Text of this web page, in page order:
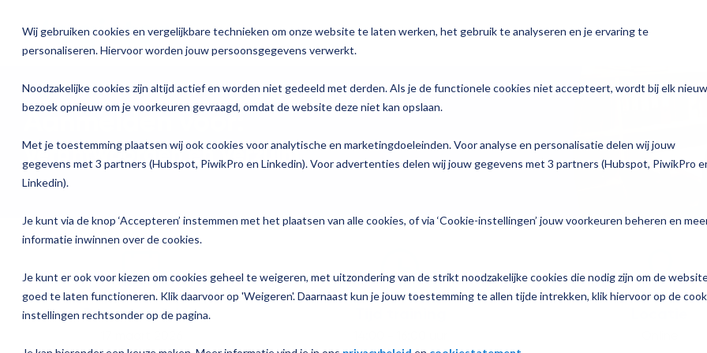
Wij gebruiken cookies en vergelijkbare technieken om onze website te laten werken, het gebruik te analyseren en je ervaring te
personaliseren. Hiervoor worden jouw persoonsgegevens verwerkt.
Noodzakelijke cookies zijn altijd actief en worden niet gedeeld met derden. Als je de functionele cookies niet accepteert, wordt bij elk nieuw
bezoek opnieuw om je voorkeuren gevraagd, omdat de website deze niet kan opslaan.
Met je toestemming plaatsen wij ook cookies voor analytische en marketingdoeleinden. Voor analyse en personalisatie delen wij jouw
gegevens met 3 partners (Hubspot, PiwikPro en Linkedin). Voor advertenties delen wij jouw gegevens met 3 partners (Hubspot, PiwikPro
Linkedin).
Je kunt via de knop ‘Accepteren’ instemmen met het plaatsen van alle cookies, of via ‘Cookie-instellingen’ jouw voorkeuren beheren en
informatie inwinnen over de cookies.
Je kunt er ook voor kiezen om cookies geheel te weigeren, met uitzondering van de strikt noodzakelijke cookies die nodig zijn om de
goed te laten functioneren. Klik daarvoor op 'Weigeren'. Daarnaast kun je jouw toestemming te allen tijde intrekken, klik hiervoor op de
instellingen rechtsonder op de pagina.
Oplossingen
Magister MX
Aanmelden
Cijfertijd
Magister Zorg
Magister To do
Magister Inzicht
Voor wie
Docenten
Onderwijsondersteunend personeel
Leerlingen
Ouders
Services
Check-up
Quickscan
Applicatiebeheer
Overstappen
Trainingen
Training op jouw school
Over Magister
Actueel
Magister Journaal
Over ons
Werken bij Magister
Gebruikerspanel
Media & Pers
Aanmelden voor:
Verantwoorden en Verzuim
Datum training